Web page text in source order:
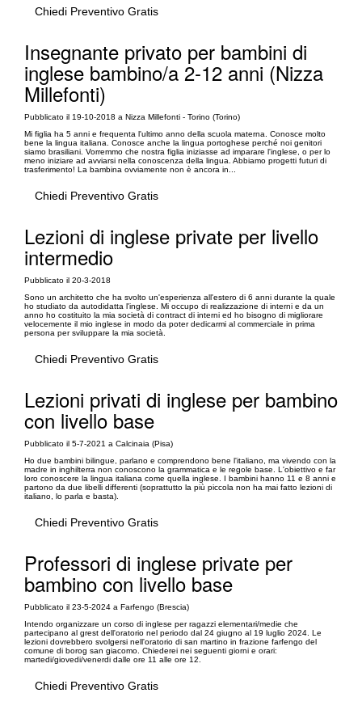
Chiedi Preventivo Gratis
Insegnante privato per bambini di
inglese bambino/a 2-12 anni (Nizza
Millefonti)
Pubblicato il 19-10-2018 a Nizza Millefonti - Torino (Torino)
Mi figlia ha 5 anni e frequenta l'ultimo anno della scuola materna. Conosce molto
bene la lingua italiana. Conosce anche la lingua portoghese perché noi genitori
siamo brasiliani. Vorremmo che nostra figlia iniziasse ad imparare l'inglese, o per lo
meno iniziare ad avviarsi nella conoscenza della lingua. Abbiamo progetti futuri di
trasferimento! La bambina ovviamente non è ancora in...
Chiedi Preventivo Gratis
Lezioni di inglese private per livello
intermedio
Pubblicato il 20-3-2018
Sono un architetto che ha svolto un'esperienza all'estero di 6 anni durante la quale
ho studiato da autodidatta l'inglese. Mi occupo di realizzazione di interni e da un
anno ho costituito la mia società di contract di interni ed ho bisogno di migliorare
velocemente il mio inglese in modo da poter dedicarmi al commerciale in prima
persona per sviluppare la mia società.
Chiedi Preventivo Gratis
Lezioni privati di inglese per bambino
con livello base
Pubblicato il 5-7-2021 a Calcinaia (Pisa)
Ho due bambini bilingue, parlano e comprendono bene l'italiano, ma vivendo con la
madre in inghilterra non conoscono la grammatica e le regole base. L'obiettivo e far
loro conoscere la lingua italiana come quella inglese. I bambini hanno 11 e 8 anni e
partono da due libelli differenti (soprattutto la più piccola non ha mai fatto lezioni di
italiano, lo parla e basta).
Chiedi Preventivo Gratis
Professori di inglese private per
bambino con livello base
Pubblicato il 23-5-2024 a Farfengo (Brescia)
Intendo organizzare un corso di inglese per ragazzi elementari/medie che
partecipano al grest dell'oratorio nel periodo dal 24 giugno al 19 luglio 2024. Le
lezioni dovrebbero svolgersi nell'oratorio di san martino in frazione farfengo del
comune di borog san giacomo. Chiederei nei seguenti giorni e orari:
martedi/giovedi/venerdi dalle ore 11 alle ore 12.
Chiedi Preventivo Gratis